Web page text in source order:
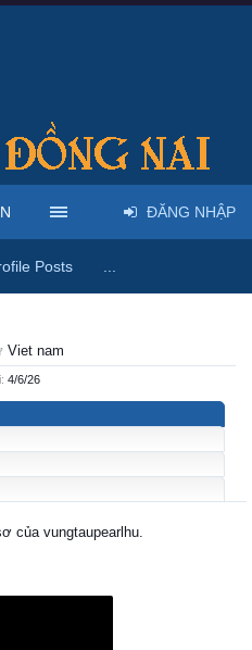
Viet nam
4/6/26
của vungtaupearlhu.
Posts
ĐĂNG NHẬP